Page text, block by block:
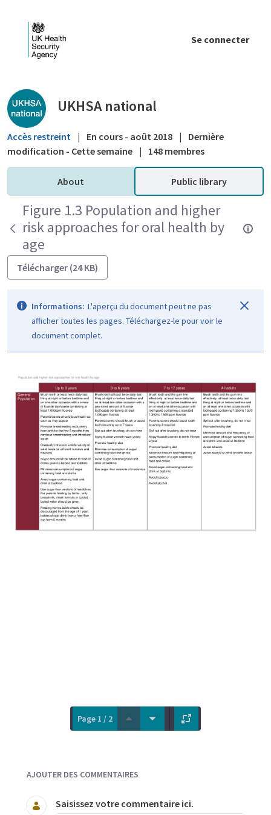
Se connecter
Public library - UKHSA national
UKHSA national
Accès restreint | En cours - août 2018 |
Dernière
modification - Cette semaine | 148 membres
About Public library
Figure 1.3 Population and higher
risk approaches for oral health by
age
Télécharger (24 KB)
Informations: L'aperçu du document peut ne pas
afficher toutes les pages. Téléchargez-le pour voir le
document complet.
Page 1 / 2
AJOUTER DES COMMENTAIRES
Saisissez votre commentaire ici.